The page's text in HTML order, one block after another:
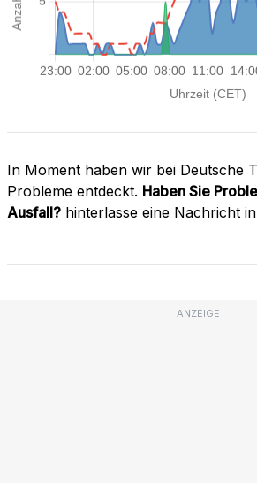
In Moment haben wir bei Deutsche
Probleme entdeckt. Haben Sie
Ausfall? hinterlasse eine Nachricht
ANZEIGE